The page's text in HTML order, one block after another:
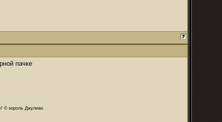
пачке
© король Джулиан